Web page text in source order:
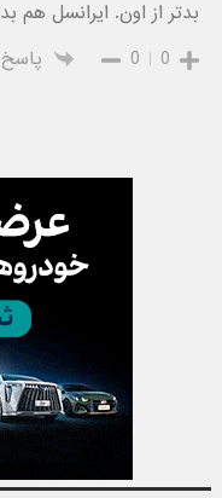
بدتر از اون. ایرانسل هم
0
0 پاسخ